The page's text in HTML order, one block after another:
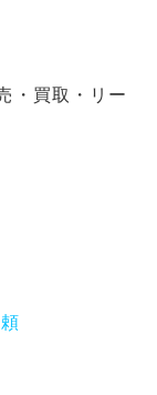
・買取・リー